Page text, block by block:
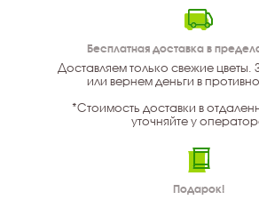
Бесплатная доставка в
Доставляем только свежие цветы.
или вернем деньги в
*Стоимость доставки в
уточняйте у
Подарок!